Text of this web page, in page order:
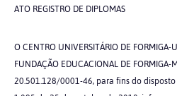
ATO REGISTRO DE DIPLOMAS
O CENTRO UNIVERSITÁRIO DE
FUNDAÇÃO EDUCACIONAL DE
20.501.128/0001-46, para fins do